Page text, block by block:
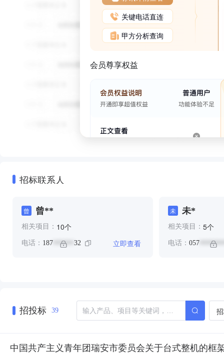
关键电话直连
甲方分析查询
会员尊享权益
招标联系人
曾 曾**
相关项目： 10个
电话： 187 ****** 32 立即查看
未 未*
相关项目： 5个
电话： 057
招投标 39
中国共产主义青年团瑞安市委员会关于台式整机的框